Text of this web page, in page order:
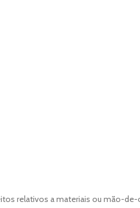
relativos a materiais ou mão-